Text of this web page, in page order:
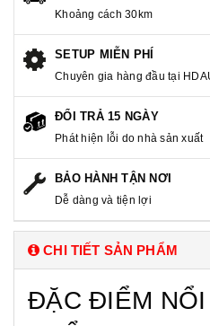
Khoảng cách 30km
SETUP MIỄN PHÍ
Chuyên gia hàng đầu tại
ĐỔI TRẢ 15 NGÀY
Phát hiện lỗi do nhà sản xuất
BẢO HÀNH TẬN NƠI
Dễ dàng và tiện lợi
CHI TIẾT SẢN PHẨM
ĐẶC ĐIỂM NỔI